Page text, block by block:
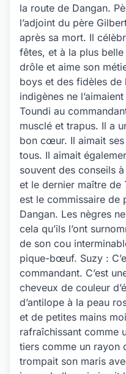
la route de Dangan.
l’adjoint du père
après sa mort. Il
fêtes, et à la plus
drôle et aime son
boys et des fidèles de
indigènes ne
Toundi au
musclé et trapus. Il a
bon cœur. Il aimait
tous. Il aimait
souvent des conseils
et le dernier maître de
est le commissaire de
Dangan. Les nègres
cela qu’ils l’ont
de son cou
pique-bœuf. Suzy :
commandant. C’est
cheveux de couleur
d’antilope à la peau
et de petites mains
rafraîchissant comme
tiers comme un rayon
trompait son maris